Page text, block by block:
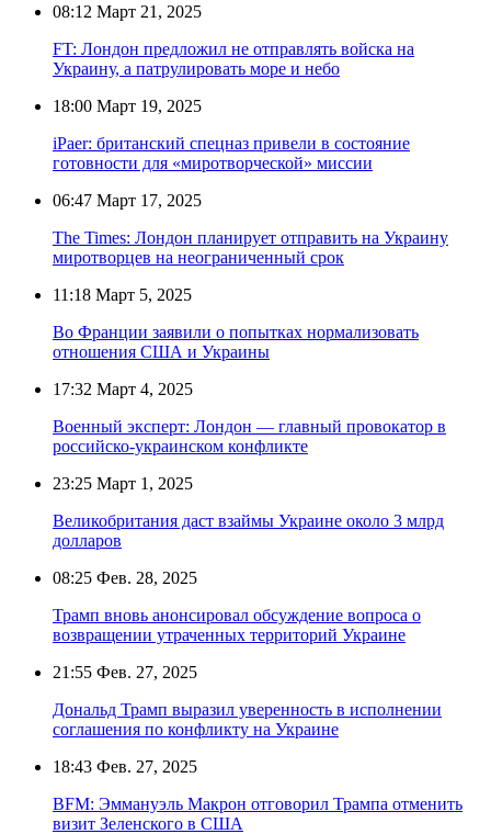
08:12 Март 21, 2025
FT: Лондон предложил не отправлять войска на
Украину, а патрулировать море и небо
18:00 Март 19, 2025
iPaer: британский спецназ привели в состояние
готовности для «миротворческой» миссии
06:47 Март 17, 2025
The Times: Лондон планирует отправить на Украину
миротворцев на неограниченный срок
11:18 Март 5, 2025
Во Франции заявили о попытках нормализовать
отношения США и Украины
17:32 Март 4, 2025
Военный эксперт: Лондон — главный провокатор в
российско-украинском конфликте
23:25 Март 1, 2025
Великобритания даст взаймы Украине около 3 млрд
долларов
08:25 Фев. 28, 2025
Трамп вновь анонсировал обсуждение вопроса о
возвращении утраченных территорий Украине
21:55 Фев. 27, 2025
Дональд Трамп выразил уверенность в исполнении
соглашения по конфликту на Украине
18:43 Фев. 27, 2025
BFM: Эммануэль Макрон отговорил Трампа отменить
визит Зеленского в США